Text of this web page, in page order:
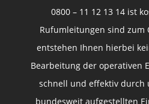
0800 – 11 12 13 14 ist
Rufumleitungen sind zum
entstehen Ihnen hierbei
Bearbeitung der operativen
schnell und effektiv durch
bundesweit aufgestellten